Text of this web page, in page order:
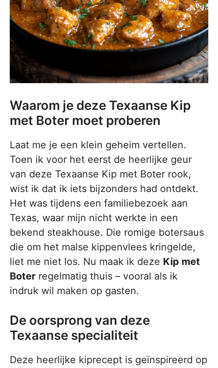
Waarom je deze Texaanse Kip
met Boter moet proberen
Laat me je een klein geheim vertellen.
Toen ik voor het eerst de heerlijke geur
van deze Texaanse Kip met Boter rook,
wist ik dat ik iets bijzonders had ontdekt.
Het was tijdens een familiebezoek aan
Texas, waar mijn nicht werkte in een
bekend steakhouse. Die romige botersaus
die om het malse kippenvlees kringelde,
liet me niet los. Nu maak ik deze Kip met
Boter regelmatig thuis – vooral als ik
indruk wil maken op gasten.
De oorsprong van deze
Texaanse specialiteit
Deze heerlijke kiprecept is geïnspireerd op